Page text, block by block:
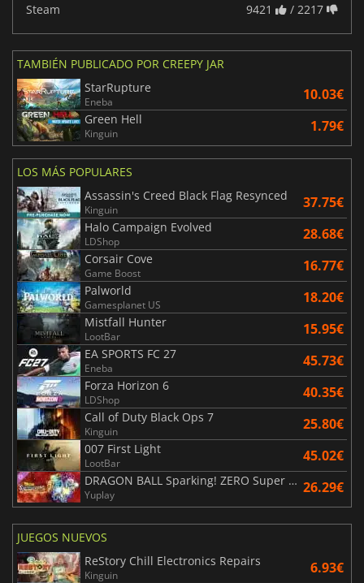
Steam
9421 / 2217
TAMBIÉN PUBLICADO POR CREEPY JAR
StarRupture
Eneba 10.03€
Green Hell
Kinguin 1.79€
LOS MÁS POPULARES
Assassin's Creed Black Flag Resynced
Kinguin 37.75€
Halo Campaign Evolved
LDShop 28.68€
Corsair Cove
Game Boost 16.77€
Palworld
Gamesplanet US 18.20€
Mistfall Hunter
LootBar 15.95€
EA SPORTS FC 27
Eneba 45.73€
Forza Horizon 6
LDShop 40.35€
Call of Duty Black Ops 7
Kinguin 25.80€
007 First Light
LootBar 45.02€
DRAGON BALL Sparking! ZERO Super Limit Breaking NEO
Yuplay 26.29€
JUEGOS NUEVOS
ReStory Chill Electronics Repairs
Kinguin 6.93€